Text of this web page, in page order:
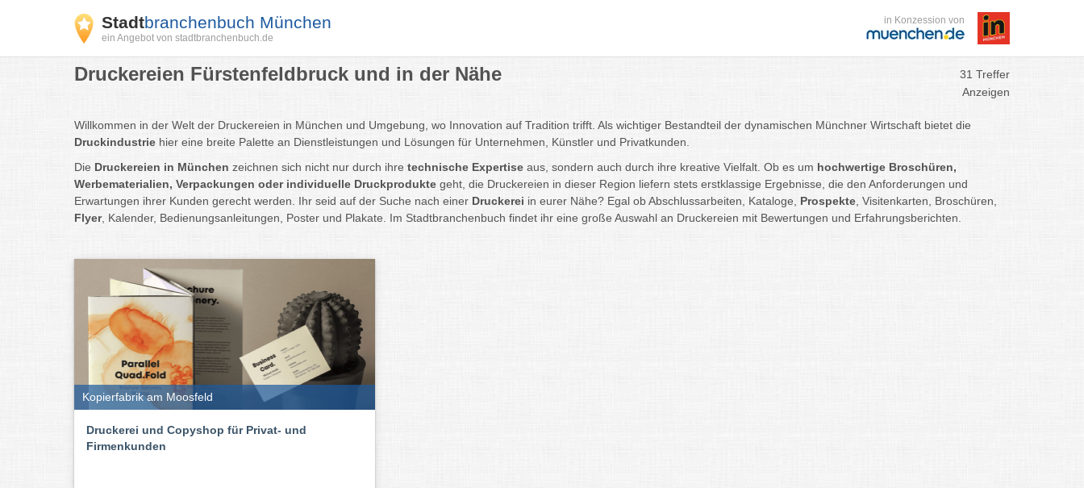
Stadtbranchenbuch München
ein Angebot von stadtbranchenbuch.de
in Konzession von
Druckereien Fürstenfeldbruck und in der Nähe
31 Treffer
Anzeigen
Willkommen in der Welt der Druckereien in München und Umgebung, wo Innovation auf Tradition trifft. Als wichtiger Bestandteil der dynamischen Münchner Wirtschaft bietet die
Druckindustrie hier eine breite Palette an Dienstleistungen und Lösungen für Unternehmen, Künstler und Privatkunden.
Die Druckereien in München zeichnen sich nicht nur durch ihre technische Expertise aus, sondern auch durch ihre kreative Vielfalt. Ob es um hochwertige Broschüren,
Werbematerialien, Verpackungen oder individuelle Druckprodukte geht, die Druckereien in dieser Region liefern stets erstklassige Ergebnisse, die den Anforderungen und
Erwartungen ihrer Kunden gerecht werden. Ihr seid auf der Suche nach einer Druckerei in eurer Nähe? Egal ob Abschlussarbeiten, Kataloge, Prospekte , Visitenkarten, Broschüren,
Flyer, Kalender, Bedienungsanleitungen, Poster und Plakate. Im Stadtbranchenbuch findet ihr eine große Auswahl an Druckereien mit Bewertungen und Erfahrungsberichten.
Kopierfabrik am Moosfeld
Druckerei und Copyshop für Privat- und
Firmenkunden